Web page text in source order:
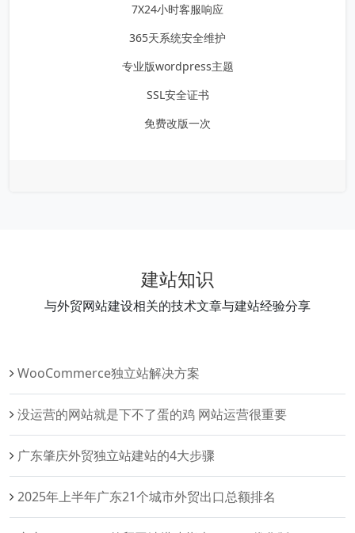
7X24小时客服响应
365天系统安全维护
专业版wordpress主题
SSL安全证书
免费改版一次
建站知识
与外贸网站建设相关的技术文章与建站经验分享
WooCommerce独立站解决方案‌
没运营的网站就是下不了蛋的鸡 网站运营很重要
广东肇庆外贸独立站建站的4大步骤
2025年上半年广东21个城市外贸出口总额排名